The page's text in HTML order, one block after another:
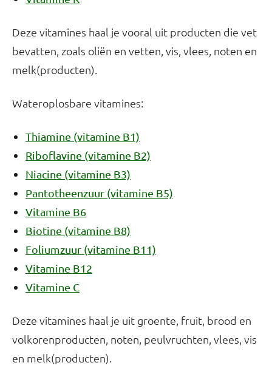
Deze vitamines haal je vooral uit producten die vet
bevatten, zoals oliën en vetten, vis, vlees, noten en
melk(producten).
Wateroplosbare vitamines:
Thiamine (vitamine B1)
Riboflavine (vitamine B2)
Niacine (vitamine B3)
Pantotheenzuur (vitamine B5)
Vitamine B6
Biotine (vitamine B8)
Foliumzuur (vitamine B11)
Vitamine B12
Vitamine C
Deze vitamines haal je uit groente, fruit, brood en
volkorenproducten, noten, peulvruchten, vlees, vis
en melk(producten).